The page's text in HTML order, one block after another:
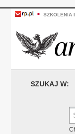
SZKOLENIA
SZUKAJ W: